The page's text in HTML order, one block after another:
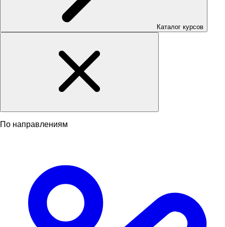
Каталог курсов
По направлениям